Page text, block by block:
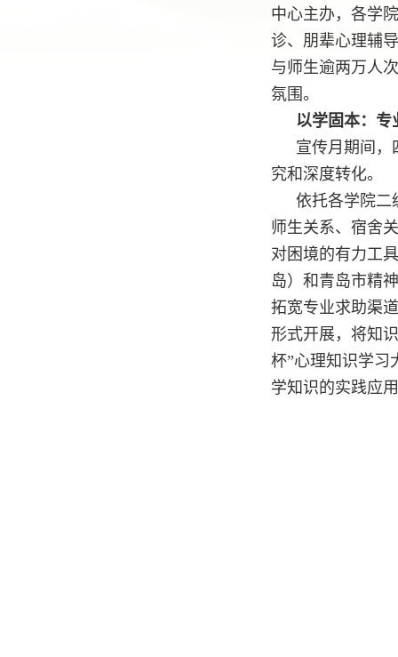
中心主办，各学
诊、朋辈心理辅
与师生逾两万人
氛围。
以学固本：专
宣传月期间，
究和深度转化。
依托各学院二
师生关系、宿舍
对困境的有力工
岛）和青岛市精
拓宽专业求助渠
形式开展，将知
杯”心理知识学习
学知识的实践应